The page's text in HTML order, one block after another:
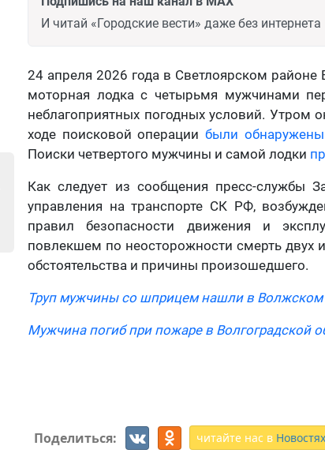
И читай «Городские вести» даже без интернета
24 апреля 2026 года в Светлоярском районе
моторная лодка с четырьмя мужчинами
неблагоприятных погодных условий. Утром
ходе поисковой операциибыли
Поиски четвертого мужчины и самой лодки
Как следует из сообщения пресс-службы
управления на транспорте СК РФ,
правил безопасности движения и
повлекшем по неосторожности смерть двух
обстоятельства и причины произошедшего.
Труп мужчины со шприцем нашли в Волжском
Мужчина погиб при пожаре в Волгоградской
Поделиться: читайте нас в Новостях